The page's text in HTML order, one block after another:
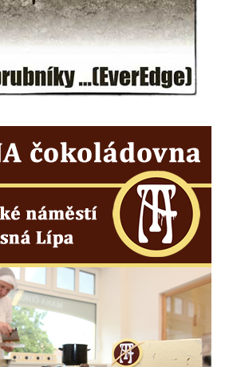
brána ve Skalním
Jezeře
u Brozan nad Ohří
u Svitavy
u Svojkova
u Svojkova
u Svojkova
Svojkova